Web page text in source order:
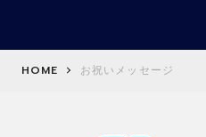
HOME お祝いメッセージ